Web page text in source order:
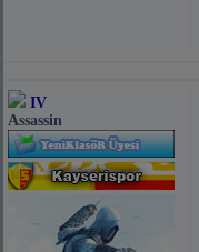
IV
Assassin